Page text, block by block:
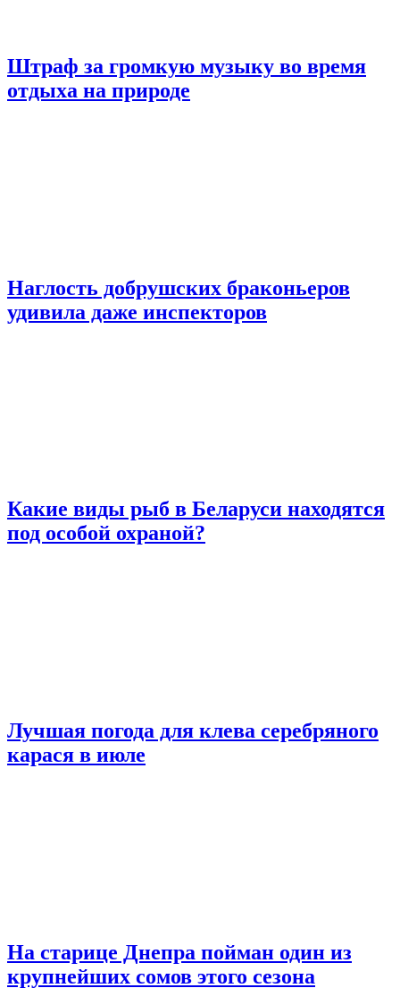
Штраф за громкую музыку во время
отдыха на природе
Наглость добрушских браконьеров
удивила даже инспекторов
Какие виды рыб в Беларуси находятся
под особой охраной?
Лучшая погода для клева серебряного
карася в июле
На старице Днепра пойман один из
крупнейших сомов этого сезона